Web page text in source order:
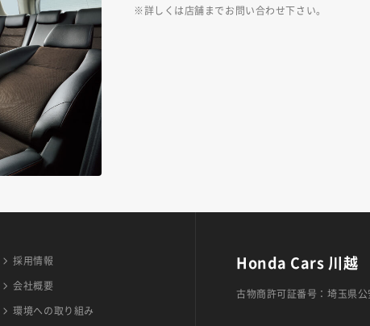
詳しくは店舗までお問い合わせ下さい。
採用情報
会社概要
環境への取り組み
Honda Cars 川越
古物商許可証番号：埼玉県